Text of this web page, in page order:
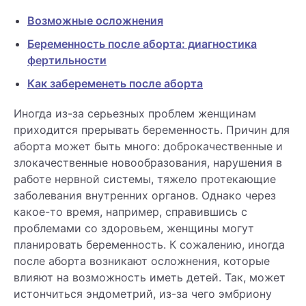
Возможные осложнения
Беременность после аборта: диагностика
фертильности
Как забеременеть после аборта
Иногда из-за серьезных проблем женщинам
приходится прерывать беременность. Причин для
аборта может быть много: доброкачественные и
злокачественные новообразования, нарушения в
работе нервной системы, тяжело протекающие
заболевания внутренних органов. Однако через
какое-то время, например, справившись с
проблемами со здоровьем, женщины могут
планировать беременность. К сожалению, иногда
после аборта возникают осложнения, которые
влияют на возможность иметь детей. Так, может
истончиться эндометрий, из-за чего эмбриону